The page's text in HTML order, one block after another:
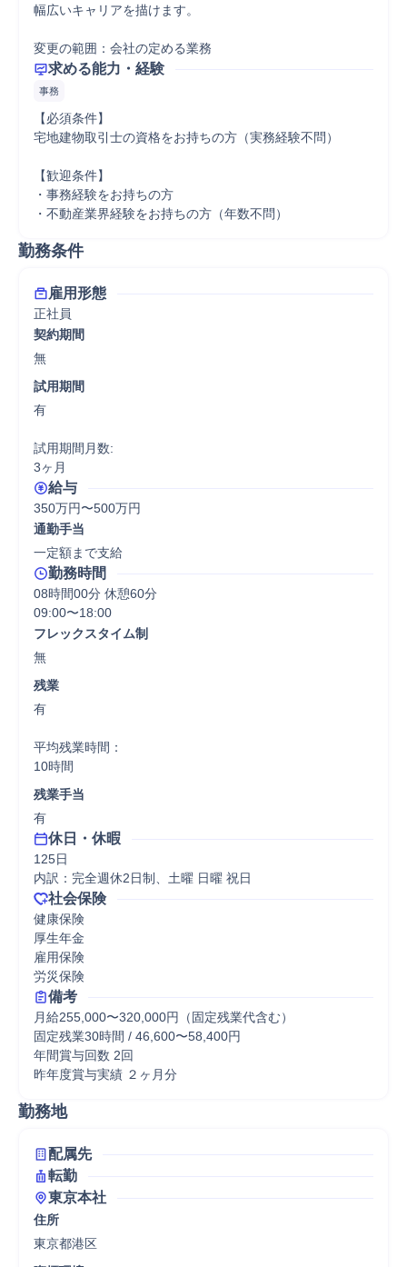
幅広いキャリアを描けます。
変更の範囲：会社の定める業務
求める能力・経験
事務
【必須条件】
宅地建物取引士の資格をお持ちの方（実務経験不問）
【歓迎条件】
・事務経験をお持ちの方
・不動産業界経験をお持ちの方（年数不問）
勤務条件
雇用形態
正社員
契約期間
無
試用期間
有
試用期間月数:
3ヶ月
給与
350万円〜500万円
通勤手当
一定額まで支給
勤務時間
08時間00分 休憩60分
09:00〜18:00
フレックスタイム制
無
残業
有
平均残業時間：
10時間
残業手当
有
休日・休暇
125日
内訳：完全週休2日制、土曜 日曜 祝日
社会保険
健康保険
厚生年金
雇用保険
労災保険
備考
月給255,000〜320,000円（固定残業代含む）
固定残業30時間 / 46,600〜58,400円
年間賞与回数 2回
昨年度賞与実績 ２ヶ月分
勤務地
配属先
転勤
東京本社
住所
東京都港区